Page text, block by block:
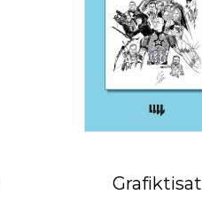
Grafiktisat